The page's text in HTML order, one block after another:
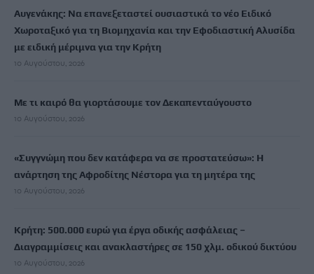
Αυγενάκης: Να επανεξεταστεί ουσιαστικά το νέο Ειδικό
Χωροταξικό για τη Βιομηχανία και την Εφοδιαστική Αλυσίδα
με ειδική μέριμνα για την Κρήτη
10 Αυγούστου, 2026
Με τι καιρό θα γιορτάσουμε τον Δεκαπενταύγουστο
10 Αυγούστου, 2026
«Συγγνώμη που δεν κατάφερα να σε προστατεύσω»: Η
ανάρτηση της Αφροδίτης Νέστορα για τη μητέρα της
10 Αυγούστου, 2026
Κρήτη: 500.000 ευρώ για έργα οδικής ασφάλειας –
Διαγραμμίσεις και ανακλαστήρες σε 150 χλμ. οδικού δικτύου
10 Αυγούστου, 2026